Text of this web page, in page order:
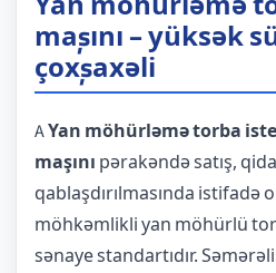
maşını – yüksək
çoxşaxəli
AYan möhürləmə torba
maşını pərakəndə satış,
qablaşdırılmasında istifadə
möhkəmlikli yan möhürlü
sənaye standartıdır.